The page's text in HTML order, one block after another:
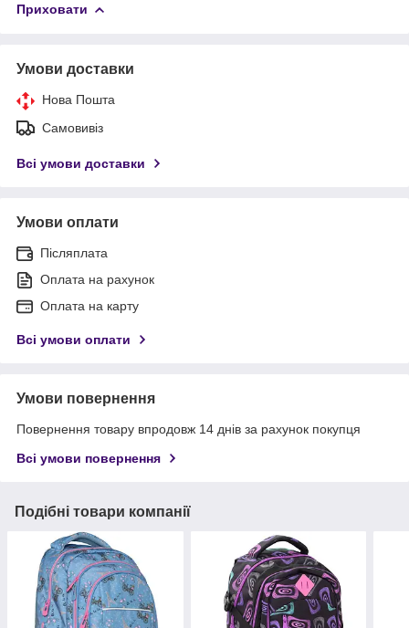
Приховати
Умови доставки
Нова Пошта
Самовивіз
Всі умови доставки
Умови оплати
Післяплата
Оплата на рахунок
Оплата на карту
Всі умови оплати
Умови повернення
Повернення товару впродовж 14 днів за рахунок покупця
Всі умови повернення
Подібні товари компанії